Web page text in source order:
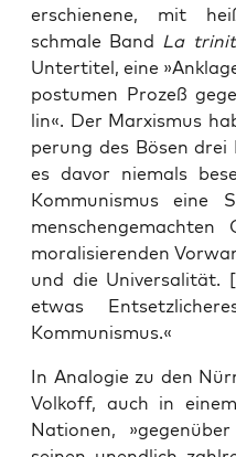
erschie­ne­ne, mit
schma­le Band La
Unter­ti­tel, eine
pos­tu­men Pro­zeß
lin«. Der Mar­xis­mus
pe­rung des Bösen
es davor nie­mals
Kom­mu­nis­mus eine
mora­li­sie­ren­den
und die
etwas
Kommunismus.«
In Ana­lo­gie zu den
Vol­koff, auch in
Natio­nen,